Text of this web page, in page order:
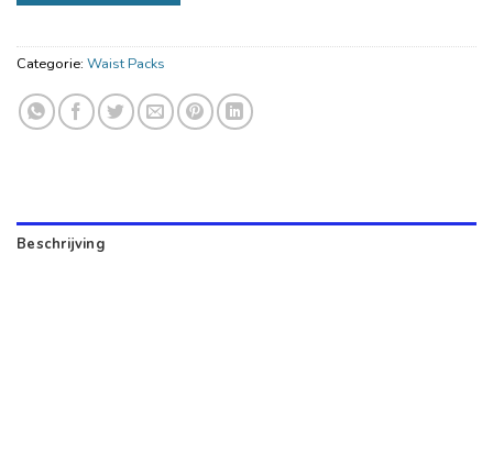
Categorie: Waist Packs
Beschrijving